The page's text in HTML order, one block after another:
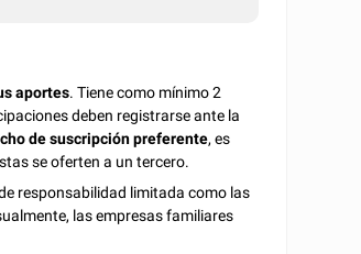
aportes. Tiene como mínimo 2
deben registrarse ante la
de suscripción preferente, es
se oferten a un tercero.
responsabilidad limitada como las
las empresas familiares